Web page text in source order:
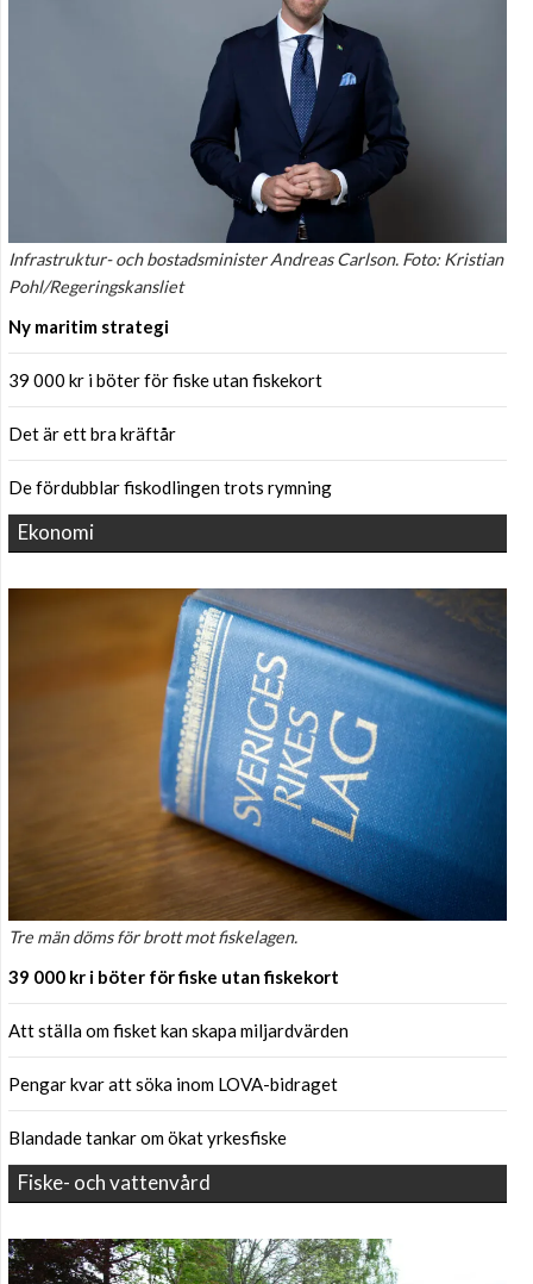
Infrastruktur- och bostadsminister Andreas Carlson. Foto: Kristian
Pohl/Regeringskansliet
Ny maritim strategi
39 000 kr i böter för fiske utan fiskekort
Det är ett bra kräftår
De fördubblar fiskodlingen trots rymning
Ekonomi
Tre män döms för brott mot fiskelagen.
39 000 kr i böter för fiske utan fiskekort
Att ställa om fisket kan skapa miljardvärden
Pengar kvar att söka inom LOVA-bidraget
Blandade tankar om ökat yrkesfiske
Fiske- och vattenvård